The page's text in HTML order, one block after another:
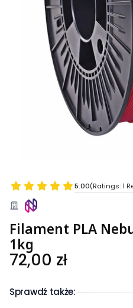
5.00(Ratings: 1
Filament PLA
1kg
Price
72,00 zł
Sprawdź także: